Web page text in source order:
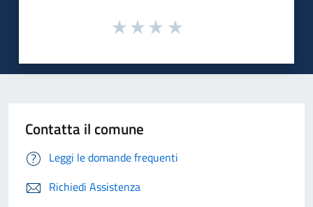
Contatta il comune
Leggi le domande frequenti
Richiedi Assistenza